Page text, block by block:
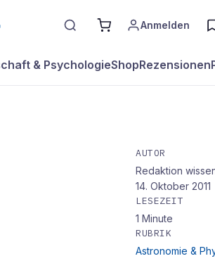
Anmelden
& PsychologieShopRezensionen
AUTOR
Redaktion
14. Oktober 2011
LESEZEIT
1 Minute
RUBRIK
Astronomie &